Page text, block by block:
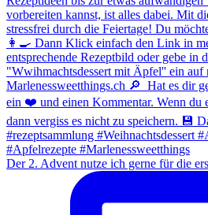
Der 2. Advent nutze ich gerne für die